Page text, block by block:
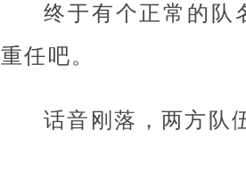
终于有个正常的队
重任吧。
话音刚落，两方队